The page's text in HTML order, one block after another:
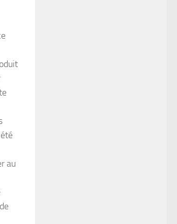
au